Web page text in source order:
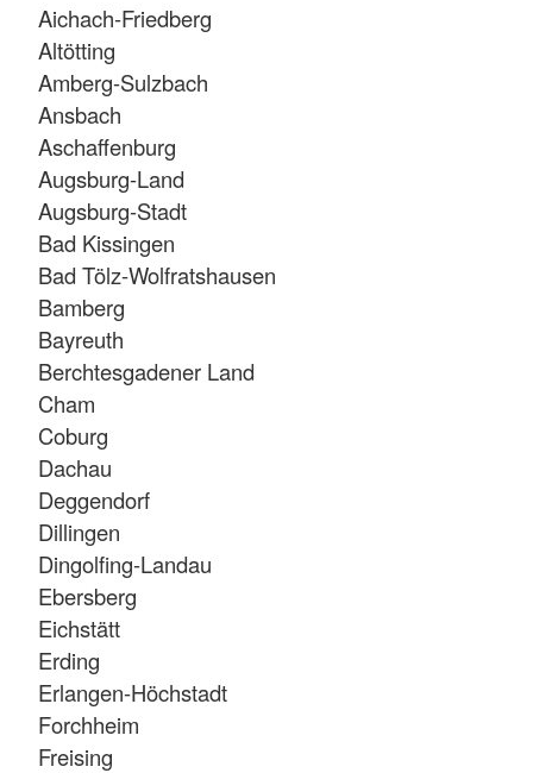
Aichach-Friedberg
Altötting
Amberg-Sulzbach
Ansbach
Aschaffenburg
Augsburg-Land
Augsburg-Stadt
Bad Kissingen
Bad Tölz-Wolfratshausen
Bamberg
Bayreuth
Berchtesgadener Land
Cham
Coburg
Dachau
Deggendorf
Dillingen
Dingolfing-Landau
Ebersberg
Eichstätt
Erding
Erlangen-Höchstadt
Forchheim
Freising